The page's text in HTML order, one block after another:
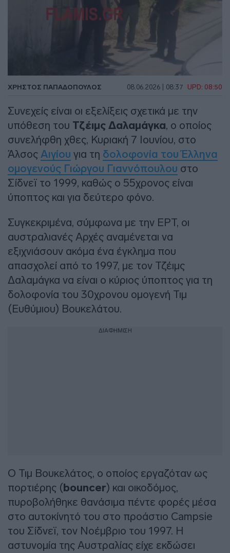
ΧΡΉΣΤΟΣ ΠΑΠΑΔΌΠΟΥΛΟΣ 08.06.2026 | 08:37 UPD: 08:50
Συνεχείς είναι οι εξελίξεις σχετικά με την
υπόθεση του Τζέιμς Δαλαμάγκα, ο οποίος
συνελήφθη χθες, Κυριακή 7 Ιουνίου, στο
Άλσος Αιγίου για τη δολοφονία του Έλληνα
ομογενούς Γιώργου Γιαννόπουλου στο
Σίδνεϊ το 1999, καθώς ο 55χρονος είναι
ύποπτος και για δεύτερο φόνο.
Συγκεκριμένα, σύμφωνα με την ΕΡΤ, οι
αυστραλιανές Αρχές αναμένεται να
εξιχνιάσουν ακόμα ένα έγκλημα που
απασχολεί από το 1997, με τον Τζέιμς
Δαλαμάγκα να είναι ο κύριος ύποπτος για τη
δολοφονία του 30χρονου ομογενή Τιμ
(Ευθύμιου) Βουκελάτου.
ΔΙΑΦΗΜΙΣΗ
Ο Τιμ Βουκελάτος, ο οποίος εργαζόταν ως
πορτιέρης ( bouncer) και οικοδόμος,
πυροβολήθηκε θανάσιμα πέντε φορές μέσα
στο αυτοκίνητό του στο προάστιο Campsie
του Σίδνεϊ, τον Νοέμβριο του 1997. Η
αστυνομία της Αυστραλίας είχε εκδώσει